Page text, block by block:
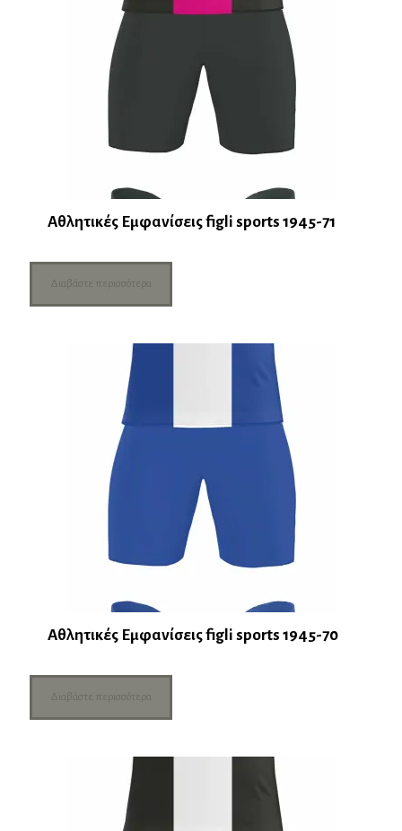
Αθλητικές Εμφανίσεις figli sports 1945-71
Διαβάστε περισσότερα
Αθλητικές Εμφανίσεις figli sports 1945-70
Διαβάστε περισσότερα